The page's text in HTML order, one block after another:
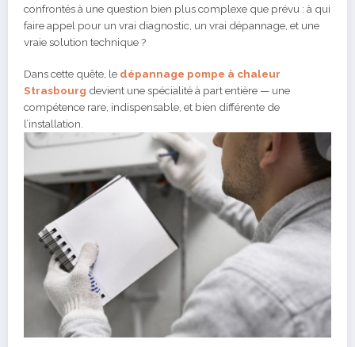
confrontés à une question bien plus complexe que prévu : à qui
faire appel pour un vrai diagnostic, un vrai dépannage, et une
vraie solution technique ?
Dans cette quête, le dépannage pompe à chaleur
Strasbourg devient une spécialité à part entière — une
compétence rare, indispensable, et bien différente de
l’installation.